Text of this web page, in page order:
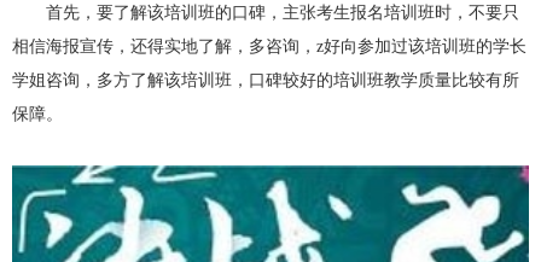
首先，要了解该培训班的口碑，主张考生报名培训班时，不要只
相信海报宣传，还得实地了解，多咨询，z好向参加过该培训班的学长
学姐咨询，多方了解该培训班，口碑较好的培训班教学质量比较有所
保障。